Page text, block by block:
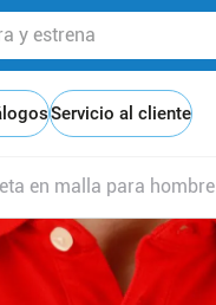
estrena
Servicio al cliente
en malla para hombre